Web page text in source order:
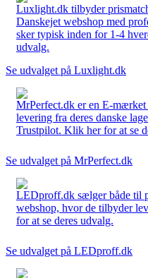
Luxlight.dk tilbyder
Danskejet webshop med
sker typisk inden for 1-4
udvalg.
Se udvalget på Luxlight.dk
MrPerfect.dk er en E-
levering fra deres danske
Trustpilot. Klik her for at se
Se udvalget på MrPerfect.dk
LEDproff.dk sælger både til
webshop, hvor de tilbyder
for at se deres udvalg.
Se udvalget på LEDproff.dk